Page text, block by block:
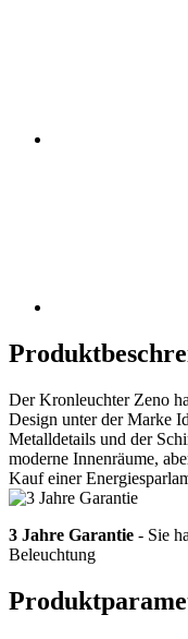
Der Kronleuchter Zeno
Design unter der Marke
Metalldetails und der
moderne Innenräume,
Kauf einer
3 Jahre Garantie - Sie
Beleuchtung